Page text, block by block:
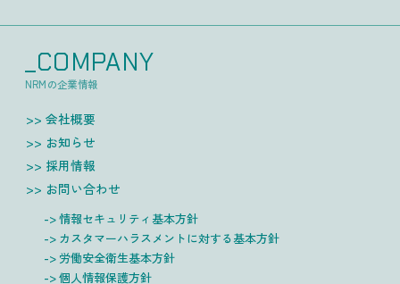
_COMPANY
NRMの企業情報
会社概要
お知らせ
採用情報
お問い合わせ
情報セキュリティ基本方針
カスタマーハラスメントに対する基本方針
労働安全衛生基本方針
個人情報保護方針